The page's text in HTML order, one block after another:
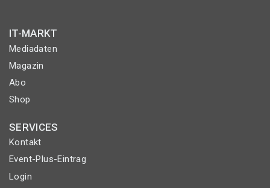
IT-MARKT
Mediadaten
Magazin
Abo
Shop
SERVICES
Kontakt
Event-Plus-Eintrag
Login